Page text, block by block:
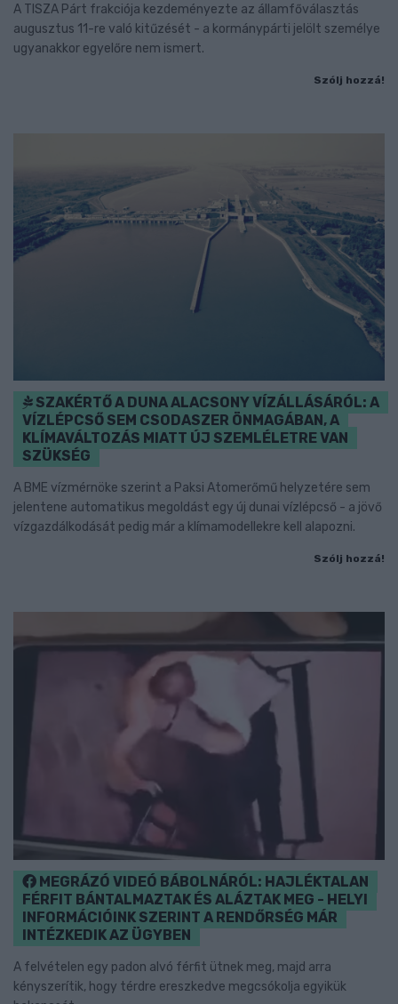
A TISZA Párt frakciója kezdeményezte az államfőválasztás
augusztus 11-re való kitűzését - a kormánypárti jelölt személye
ugyanakkor egyelőre nem ismert.
Szólj hozzá!
SZAKÉRTŐ A DUNA ALACSONY VÍZÁLLÁSÁRÓL: A
VÍZLÉPCSŐ SEM CSODASZER ÖNMAGÁBAN, A
KLÍMAVÁLTOZÁS MIATT ÚJ SZEMLÉLETRE VAN
SZÜKSÉG
A BME vízmérnöke szerint a Paksi Atomerőmű helyzetére sem
jelentene automatikus megoldást egy új dunai vízlépcső - a jövő
vízgazdálkodását pedig már a klímamodellekre kell alapozni.
Szólj hozzá!
MEGRÁZÓ VIDEÓ BÁBOLNÁRÓL: HAJLÉKTALAN
FÉRFIT BÁNTALMAZTAK ÉS ALÁZTAK MEG - HELYI
INFORMÁCIÓINK SZERINT A RENDŐRSÉG MÁR
INTÉZKEDIK AZ ÜGYBEN
A felvételen egy padon alvó férfit ütnek meg, majd arra
kényszerítik, hogy térdre ereszkedve megcsókolja egyikük